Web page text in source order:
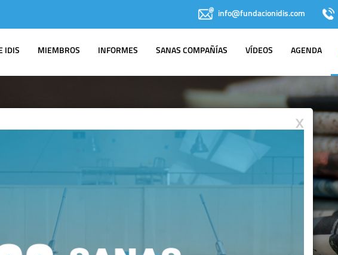
info@fundacionidis.com
IDIS MIEMBROS INFORMES SANAS COMPAÑÍAS VÍDEOS AGENDA
NOTAS DE PRENSA
X